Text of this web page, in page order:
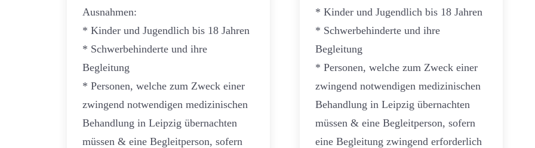
Ausnahmen:
* Kinder und Jugendlich bis 18 Jahren
* Schwerbehinderte und ihre
Begleitung
* Personen, welche zum Zweck einer
zwingend notwendigen medizinischen
Behandlung in Leipzig übernachten
müssen & eine Begleitperson, sofern
* Kinder und Jugendlich bis 18 Jahren
* Schwerbehinderte und ihre
Begleitung
* Personen, welche zum Zweck einer
zwingend notwendigen medizinischen
Behandlung in Leipzig übernachten
müssen & eine Begleitperson, sofern
eine Begleitung zwingend erforderlich